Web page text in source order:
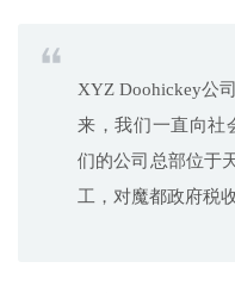
XYZ Doohickey公
来，我们一直向社
们的公司总部位于
工，对魔都政府税